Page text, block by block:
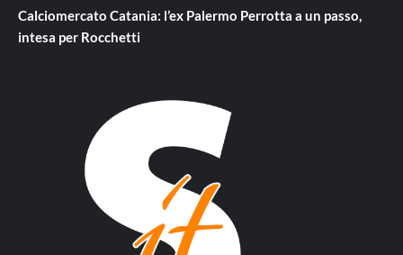
Calciomercato Catania: l’ex Palermo Perrotta a un passo,
intesa per Rocchetti